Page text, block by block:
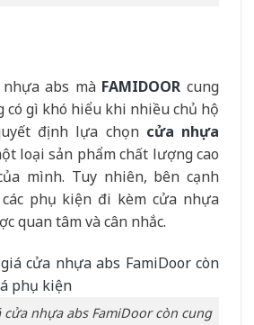
abs mà FAMIDOOR cung
có gì khó hiểu khi nhiều chủ hộ
định lựa chọn cửa nhựa
loại sản phẩm chất lượng cao
mình. Tuy nhiên, bên cạnh
phụ kiện đi kèm cửa nhựa
quan tâm và cân nhắc.
cửa nhựa abs FamiDoor còn cung